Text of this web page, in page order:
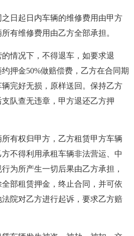
日起日内车辆的维修费用由甲方
有维修费用由乙方全部承担。
情况下，不得退车，如要求退
押金50%做赔偿费，乙方在合同期
完好无损，原样送回。保持乙方
队查无违章，甲方退还乙方押
有权归甲方，乙方租赁甲方车辆
不得利用承租车辆非法营运、中
为所产生一切后果由乙方承担，
部租赁押金，终止合同，并可依
院对乙方进行起诉，要求乙方赔